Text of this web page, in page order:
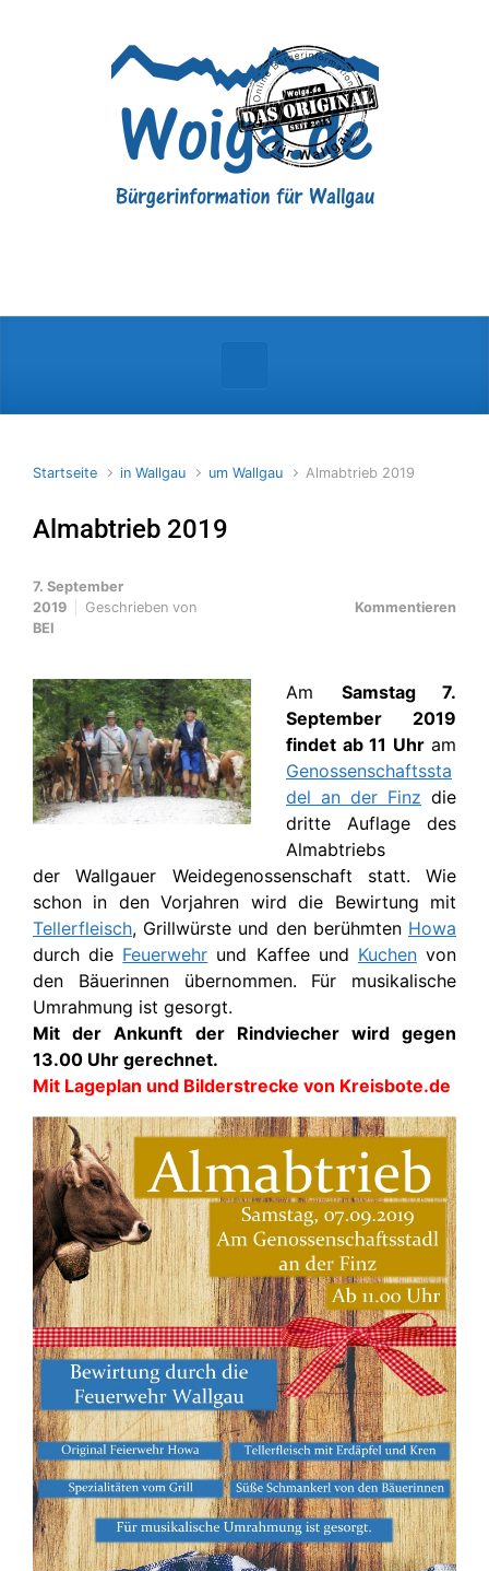
Startseite in Wallgau um Wallgau Almabtrieb 2019
Almabtrieb 2019
7. September
2019
Geschrieben von
BEI
Kommentieren
Am Samstag 7.
September 2019
findet ab 11 Uhram
Genossenschaftssta
del an der Finz die
dritte Auflage des
Almabtriebs
der Wallgauer Weidegenossenschaft statt. Wie
schon in den Vorjahren wird die Bewirtung mit
Tellerfleisch, Grillwürste und den berühmten Howa
durch die Feuerwehr und Kaffee und Kuchenvon
den Bäuerinnen übernommen. Für musikalische
Umrahmung ist gesorgt.
Mit der Ankunft der Rindviecher wird gegen
13.00 Uhr gerechnet.
Mit Lageplan und Bilderstrecke von Kreisbote.de